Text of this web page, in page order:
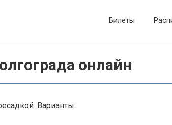
Билеты
онлайн
Варианты: